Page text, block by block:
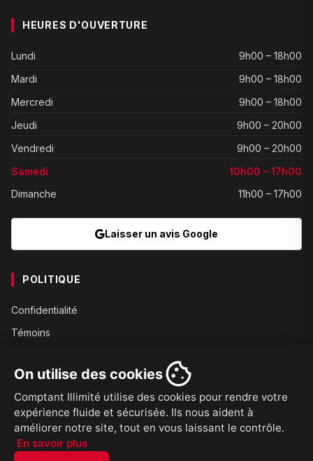
On utilise des cookies
Comptant Illimité utilise des cookies pour rendre votre
expérience fluide et sécurisée. Ils nous aident à
améliorer notre site, tout en vous laissant le contrôle.
En savoir plus
HEURES D'OUVERTURE
Lundi
9h00 – 18h00
Mardi
9h00 – 18h00
Mercredi
9h00 – 18h00
Jeudi
9h00 – 20h00
Vendredi
9h00 – 20h00
Samedi
10h00 – 17h00
Dimanche
11h00 – 17h00
Laisser un avis Google
POLITIQUE
Confidentialité
Témoins
Conditions
Expédition
Retours